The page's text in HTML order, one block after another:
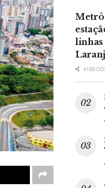
Metrô
linhas
4139